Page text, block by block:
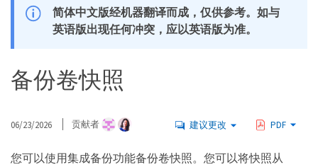
简体中文版经机器翻译而成，仅供参考。如与
英语版出现任何冲突，应以英语版为准。
备份卷快照
06/23/2026 贡献者 建议更改 PDF
您可以使用集成备份功能备份卷快照。您可以将快照从